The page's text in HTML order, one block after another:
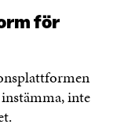
för
inte